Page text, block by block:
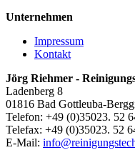
Unternehmen
Impressum
Kontakt
Jörg Riehmer -
Ladenberg 8
01816 Bad Gottleuba-
Telefon: +49 (0)35023. 52
Telefax: +49 (0)35023. 52
E-Mail: